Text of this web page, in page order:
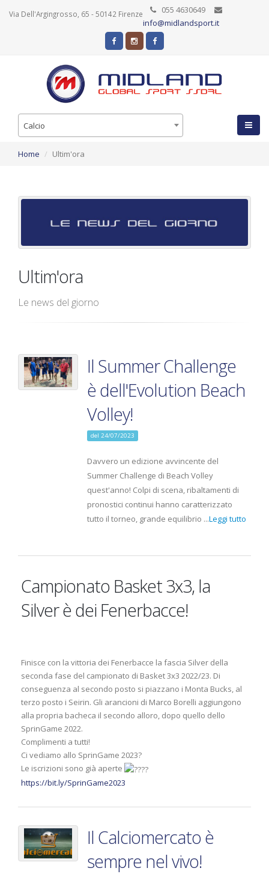
Via Dell'Argingrosso, 65 - 50142 Firenze
055 4630649
info@midlandsport.it
Calcio
Home Ultim'ora
Ultim'ora
Le news del giorno
Il Summer Challenge
è dell'Evolution Beach
Volley!
del 24/07/2023
Davvero un edizione avvincente del
Summer Challenge di Beach Volley
quest'anno! Colpi di scena, ribaltamenti di
pronostici continui hanno caratterizzato
tutto il torneo, grande equilibrio ...Leggi tutto
Campionato Basket 3x3, la
Silver è dei Fenerbacce!
Finisce con la vittoria dei Fenerbacce la fascia Silver della
seconda fase del campionato di Basket 3x3 2022/23. Di
conseguenza al secondo posto si piazzano i Monta Bucks, al
terzo posto i Seirin. Gli arancioni di Marco Borelli aggiungono
alla propria bacheca il secondo alloro, dopo quello dello
SprinGame 2022.
Complimenti a tutti!
Ci vediamo allo SprinGame 2023?
Le iscrizioni sono già aperte
https://bit.ly/SprinGame2023
Il Calciomercato è
sempre nel vivo!